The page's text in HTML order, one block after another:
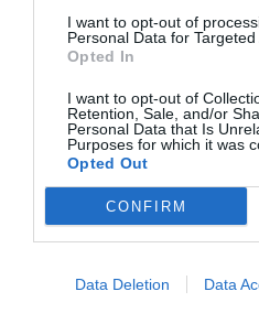
I want to opt-out of
Personal Data for Targeted
Opted In
I want to opt-out of
Retention, Sale, and/or
Personal Data that Is
Purposes for which it was
Opted Out
CONFIRM
Data Deletion Data
NOTICIAS Y
La
el
para